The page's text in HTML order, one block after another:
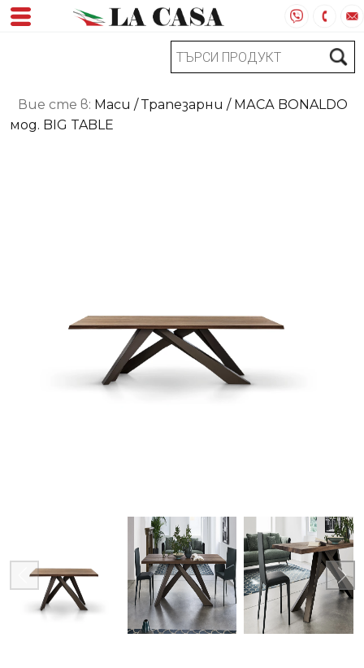
Вие сте в: Маси /Трапезарни / МАСА BONALDO
мод. BIG TABLE